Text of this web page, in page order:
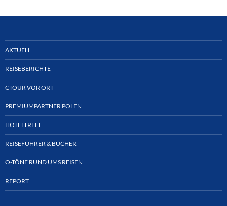
AKTUELL
REISEBERICHTE
CTOUR VOR ORT
PREMIUMPARTNER POLEN
HOTELTREFF
REISEFÜHRER & BÜCHER
O-TÖNE RUND UMS REISEN
REPORT